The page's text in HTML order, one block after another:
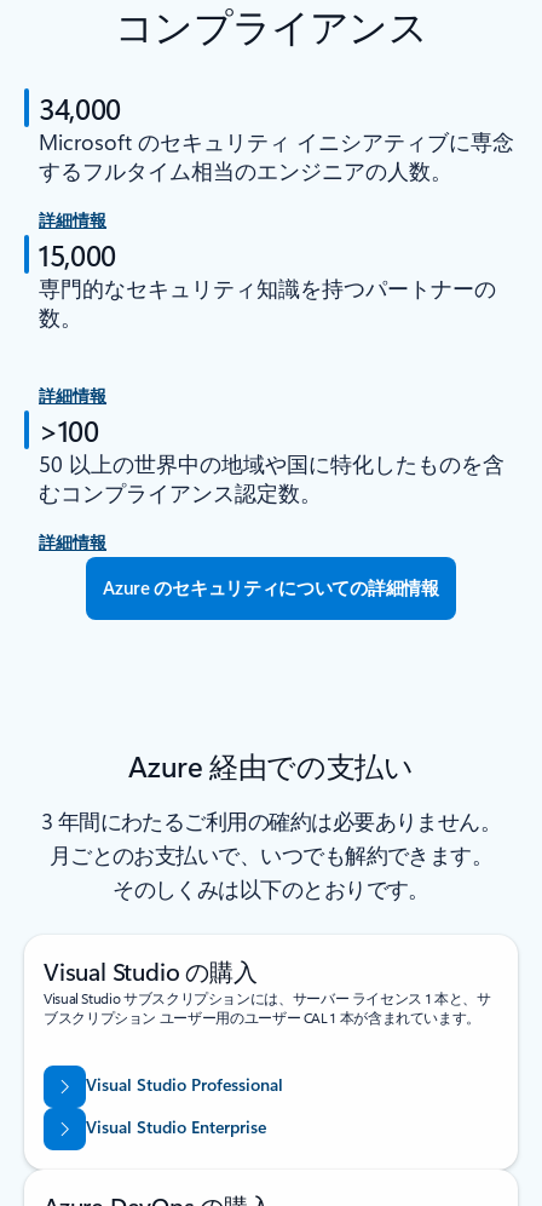
コンプライアンス
34,000
Microsoft のセキュリティ イニシアティブに専念
するフルタイム相当のエンジニアの人数。
詳細情報
15,000
専門的なセキュリティ知識を持つパートナーの
数。
詳細情報
>100
50 以上の世界中の地域や国に特化したものを含
むコンプライアンス認定数。
詳細情報
Azure のセキュリティについての詳細情報
Azure 経由での支払い
3 年間にわたるご利用の確約は必要ありません。
月ごとのお支払いで、いつでも解約できます。
そのしくみは以下のとおりです。
Visual Studio の購入
Visual Studio サブスクリプションには、サーバー ライセンス 1 本と、サ
ブスクリプション ユーザー用のユーザー CAL 1 本が含まれています。
Visual Studio Professional
Visual Studio Enterprise